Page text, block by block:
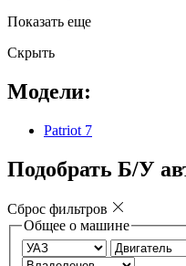
Показать еще
Скрыть
Модели:
Patriot 7
Подобрать Б/У
Сброс фильтров
Общее о машине